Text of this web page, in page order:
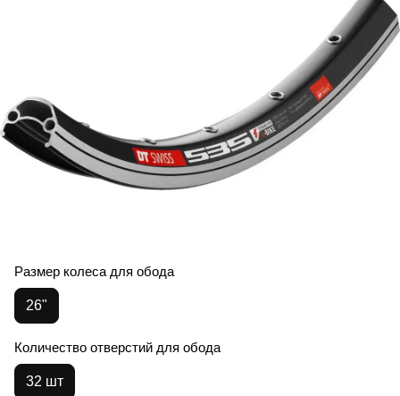
Размер колеса для обода
26"
Количество отверстий для обода
32 шт